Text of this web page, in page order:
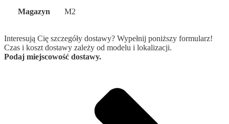
Magazyn M2
Interesują Cię szczegóły dostawy? Wypełnij poniższy formularz!
Czas i koszt dostawy zależy od modelu i lokalizacji.
Podaj miejscowość dostawy.